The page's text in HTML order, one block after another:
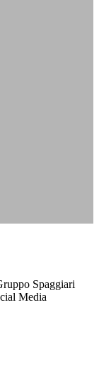
Spaggiari
Media